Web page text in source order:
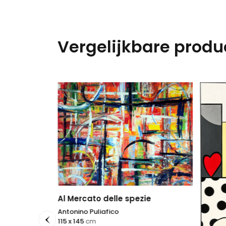
Vergelijkbare
Al Mercato delle spezie
Antonino Puliafico
115 x 145cm